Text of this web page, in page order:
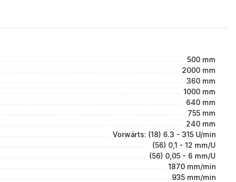
500 mm
2000 mm
360 mm
1000 mm
640 mm
755 mm
240 mm
Vorwärts: (18) 6.3 - 315 U/min
(56) 0,1 - 12 mm/U
(56) 0,05 - 6 mm/U
1870 mm/min
935 mm/min